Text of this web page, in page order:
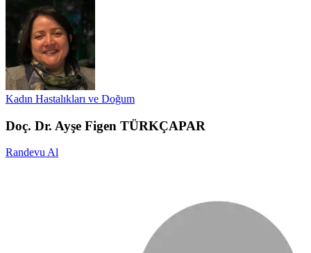
Kadın Hastalıkları ve Doğum
Doç. Dr. Ayşe Figen TÜRKÇAPAR
Randevu Al